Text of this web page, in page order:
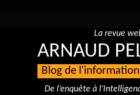
La revue
ARNAUD
Blog de
De l’enquête à